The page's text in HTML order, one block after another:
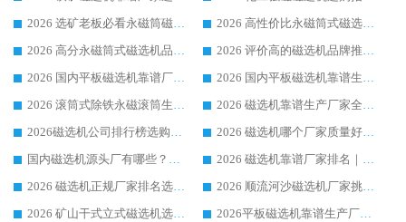
2026 选矿老板必看永磁筒磁选机推荐 行业头部品牌口碑设备选购全攻略
2026 高性价比永磁筒式磁选机品牌盘点 行业强者口碑实测选购完整指南
2026 高分永磁筒式磁选机品牌推荐 选矿设备强者对比测评采购避坑全攻略
2026 评价高的磁选机品牌推荐选购指南，永磁筒式磁选机设备领域强者全景行业口碑解析
2026 国内平板磁选机靠谱厂家排名 行业实测口碑设备按需选购全指南
2026 国内平板磁选机靠谱生产厂家推荐排名|行业口碑选购指南，领域强者按需选设备
2026 滚筒式除铁永磁滚筒生产厂家推荐排名|行业口碑选购指南，领域强者源头厂商精选
2026 磁选机靠谱生产厂家全梳理 分场景选型行业头部品牌选购参考攻略
2026磁选机公司排行榜选购指南|正规源头厂家推荐，领域强者高性价比靠谱信赖品牌
2026 磁选机哪个厂家质量好？十大靠谱磁电企业排名选购指南
国内磁选机源头厂有哪些？2026 综合实力排名与采购避坑技巧
2026 磁选机靠谱厂家排名｜华体会手机网页版-华体会(中国) 高性价比磁选机磁电品牌
2026 磁选机正规厂家排名选购指南|行业口碑信赖品牌推荐性价比高靠谱磁电企业
2026 顺流河沙磁选机厂家挑选攻略 | 业内口碑龙头企业高性价比品牌推荐
2026 矿山干式立式磁选机选型攻略 梳理深耕磁电装备多年靠谱生产厂商
2026平板磁选机靠谱生产厂家选购指南 行业口碑良好品牌推荐 磁电领域实力强者